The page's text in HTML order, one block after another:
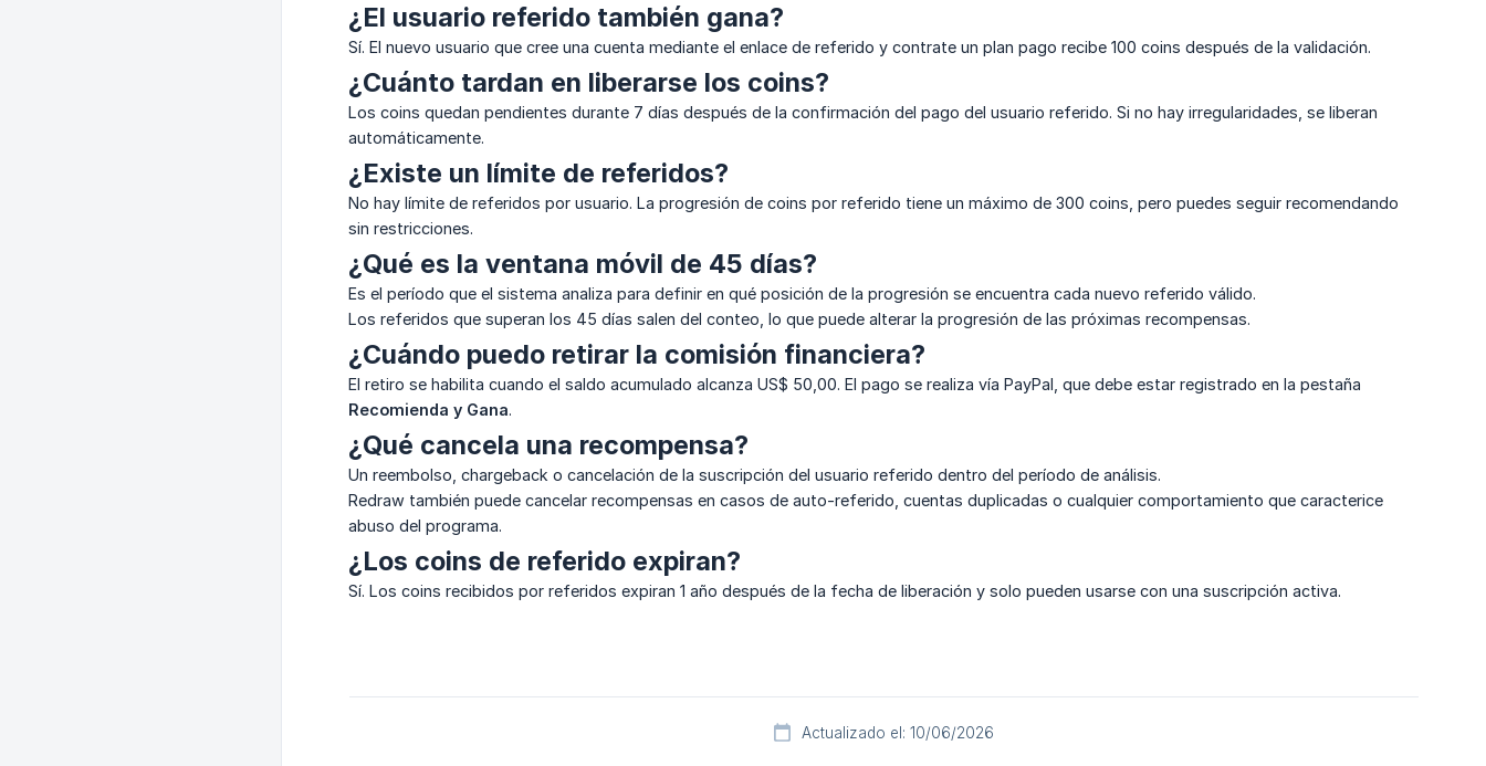
¿El usuario referido también gana?
Sí. El nuevo usuario que cree una cuenta mediante el enlace de referido y contrate un plan pago recibe 100 coins después de la validación.
¿Cuánto tardan en liberarse los coins?
Los coins quedan pendientes durante 7 días después de la confirmación del pago del usuario referido. Si no hay irregularidades, se liberan
automáticamente.
¿Existe un límite de referidos?
No hay límite de referidos por usuario. La progresión de coins por referido tiene un máximo de 300 coins, pero puedes seguir recomendando
sin restricciones.
¿Qué es la ventana móvil de 45 días?
Es el período que el sistema analiza para definir en qué posición de la progresión se encuentra cada nuevo referido válido.
Los referidos que superan los 45 días salen del conteo, lo que puede alterar la progresión de las próximas recompensas.
¿Cuándo puedo retirar la comisión financiera?
El retiro se habilita cuando el saldo acumulado alcanza US$ 50,00. El pago se realiza vía PayPal, que debe estar registrado en la pestaña
Recomienda y Gana.
¿Qué cancela una recompensa?
Un reembolso, chargeback o cancelación de la suscripción del usuario referido dentro del período de análisis.
Redraw también puede cancelar recompensas en casos de auto-referido, cuentas duplicadas o cualquier comportamiento que caracterice
abuso del programa.
¿Los coins de referido expiran?
Sí. Los coins recibidos por referidos expiran 1 año después de la fecha de liberación y solo pueden usarse con una suscripción activa.
Actualizado el: 10/06/2026